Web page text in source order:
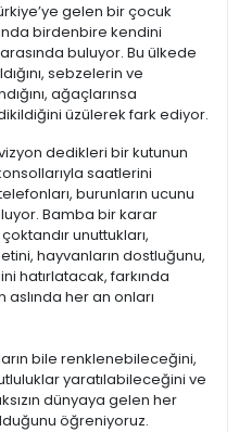
gelen bir çocuk
birdenbire kendini
buluyor. Bu ülkede
sebzelerin ve
ağaçlarınsa
üzülerek fark ediyor.
dedikleri bir kutunun
saatlerini
burunların ucunu
Bamba bir karar
unuttukları,
hayvanların dostluğunu,
hatırlatacak, farkında
her an onları
bile renklenebileceğini,
yaratılabileceğini ve
dünyaya gelen her
öğreniyoruz.